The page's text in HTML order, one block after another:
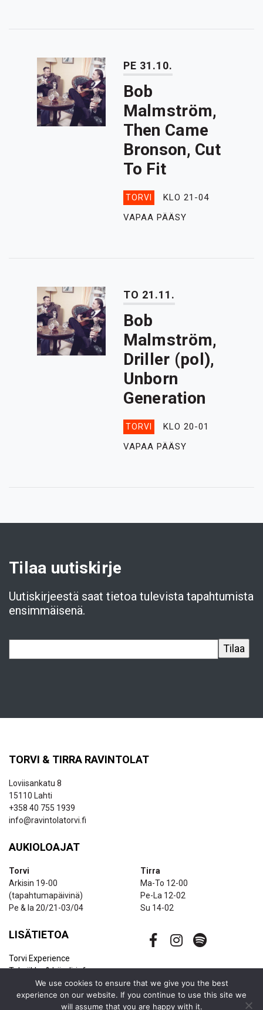
PE 31.10.
Bob
Malmström,
Then Came
Bronson, Cut
To Fit
TORVI
KLO 21-04
VAPAA PÄÄSY
TO 21.11.
Bob
Malmström,
Driller (pol),
Unborn
Generation
TORVI
KLO 20-01
VAPAA PÄÄSY
Tilaa uutiskirje
Uutiskirjeestä saat tietoa tulevista tapahtumista
ensimmäisenä.
TORVI & TIRRA RAVINTOLAT
Loviisankatu 8
15110 Lahti
+358 40 755 1939
info@ravintolatorvi.fi
AUKIOLOAJAT
Torvi
Arkisin 19-00
(tapahtumapäivinä)
Pe & la 20/21-03/04
Tirra
Ma-To 12-00
Pe-La 12-02
Su 14-02
LISÄTIETOA
Torvi Experience
Tekniikka & bändi-info
Ravintolapalvelut
Uutiskirje
We use cookies to ensure that we give you the best
experience on our website. If you continue to use this site we
will assume that you are happy with it.